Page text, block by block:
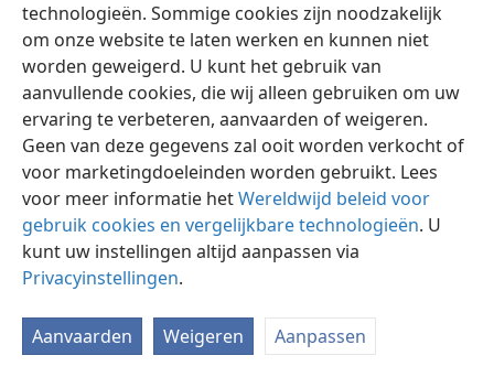
technologieën. Sommige cookies zijn noodzakelijk
om onze website te laten werken en kunnen niet
worden geweigerd. U kunt het gebruik van
aanvullende cookies, die wij alleen gebruiken om uw
ervaring te verbeteren, aanvaarden of weigeren.
Geen van deze gegevens zal ooit worden verkocht of
voor marketingdoeleinden worden gebruikt. Lees
voor meer informatie hetWereldwijd beleid voor
gebruik cookies en vergelijkbare technologieën. U
kunt uw instellingen altijd aanpassen via
Privacyinstellingen.
Aanvaarden Weigeren Aanpassen
Nederlands Instellingen
Copyright © 2026 Watch Tower Bible and Tract Society of Pennsylvania
Gebruiksvoorwaarden Privacybeleid
JW.ORG
Inloggen